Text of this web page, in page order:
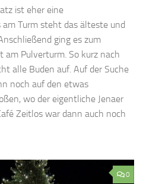
ist eher eine
Turm steht das älteste und
ging es zum
Pulverturm. So kurz nach
alle Buden auf. Auf der Suche
noch auf den etwas
wo der eigentliche Jenaer
Zeitlos war dann auch noch
0